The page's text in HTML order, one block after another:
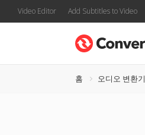
Video Editor Add Subtitles to Video
홈 오디오 변환기